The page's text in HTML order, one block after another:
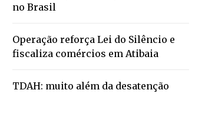
no Brasil
Operação reforça Lei do Silêncio e
fiscaliza comércios em Atibaia
TDAH: muito além da desatenção